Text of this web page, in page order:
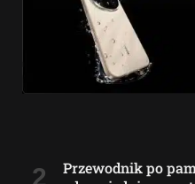
Przewodnik po